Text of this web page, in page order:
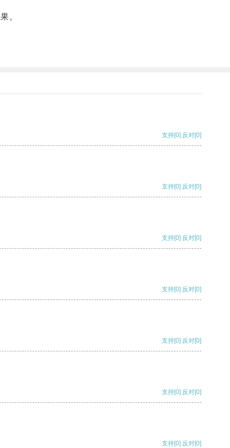
。
支持[0] 反对[0]
支持[0] 反对[0]
支持[0] 反对[0]
支持[0] 反对[0]
支持[0] 反对[0]
支持[0] 反对[0]
支持[0] 反对[0]